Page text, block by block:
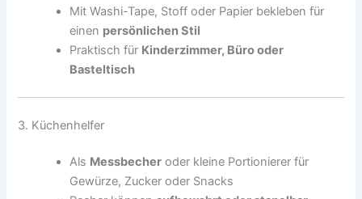
Mit Washi-Tape, Stoff oder Papier bekleben für
einen persönlichen Stil
Praktisch für Kinderzimmer, Büro oder
Basteltisch
3. Küchenhelfer
Als Messbecher oder kleine Portionierer für
Gewürze, Zucker oder Snacks